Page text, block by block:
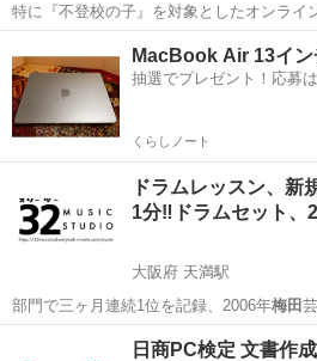
特に『不登校の子』を対象としたオンライ
す。一般の中高生も応募可能です。大人の
ますので、投稿者ページよりご覧ください。 ★個別カリキュラム
成！自分のペースで勉強できる！ ...
MacBook Air 13イ
抽選でプレゼント！応募
くらしノート
ドラムレッスン、新
1分‼️ドラムセット
大阪府 天満駅
部門で三ヶ月連続1位を記録、2006年梅田
トフェスティ…
大阪市 天満駅 ドラム
日商PC検定 文書作